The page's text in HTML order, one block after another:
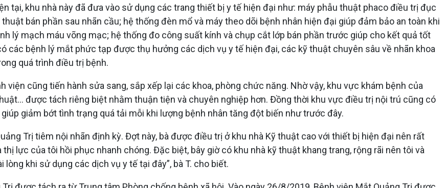
tại, khu nhà này đã đưa vào sử dụng các trang thiết bị y tế hiện đại như: máy phẫu thuật phaco điều trị đục
bán phần sau nhãn cầu; hệ thống đèn mổ và máy theo dõi bệnh nhân hiện đại giúp đảm bảo an toàn khi
lý mạch máu võng mạc; hệ thống đo công suất kính và chụp cắt lớp bán phần trước giúp cho kết quả tốt
các bệnh lý mắt phức tạp được thụ hưởng các dịch vụ y tế hiện đại, các kỹ thuật chuyên sâu về nhãn khoa
quá trình điều trị bệnh.
viện cũng tiến hành sửa sang, sắp xếp lại các khoa, phòng chức năng. Nhờ vậy, khu vực khám bệnh của
được tách riêng biệt nhằm thuận tiện và chuyên nghiệp hơn. Đồng thời khu vực điều trị nội trú cũng có
giảm bớt tình trạng quá tải mỗi khi lượng bệnh nhân tăng đột biến như trước đây.
Trị tiêm nội nhãn định kỳ. Đợt này, bà được điều trị ở khu nhà Kỹ thuật cao với thiết bị hiện đại nên rất
lực của tôi hồi phục nhanh chóng. Đặc biệt, bây giờ có khu nhà kỹ thuật khang trang, rộng rãi nên tôi và
khi sử dụng các dịch vụ y tế tại đây”, bà T. cho biết.